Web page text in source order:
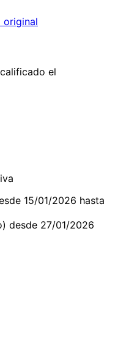
original
el
15/01/2026 hasta
desde 27/01/2026